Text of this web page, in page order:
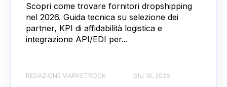
Scopri come trovare fornitori dropshipping
nel 2026. Guida tecnica su selezione dei
partner, KPI di affidabilità logistica e
integrazione API/EDI per...
REDAZIONE MARKETROCK GIU 18, 2026